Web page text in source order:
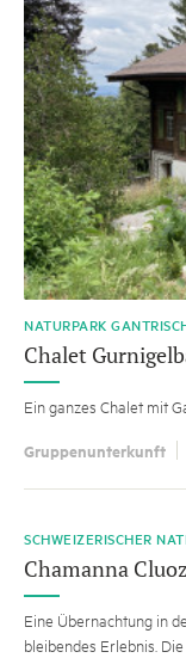
NATURPARK
Chalet
Ein ganzes Chalet mit
Gruppenunterkunft
SCHWEIZERISCHER
Chamanna
Eine Übernachtung in
bleibendes Erlebnis.